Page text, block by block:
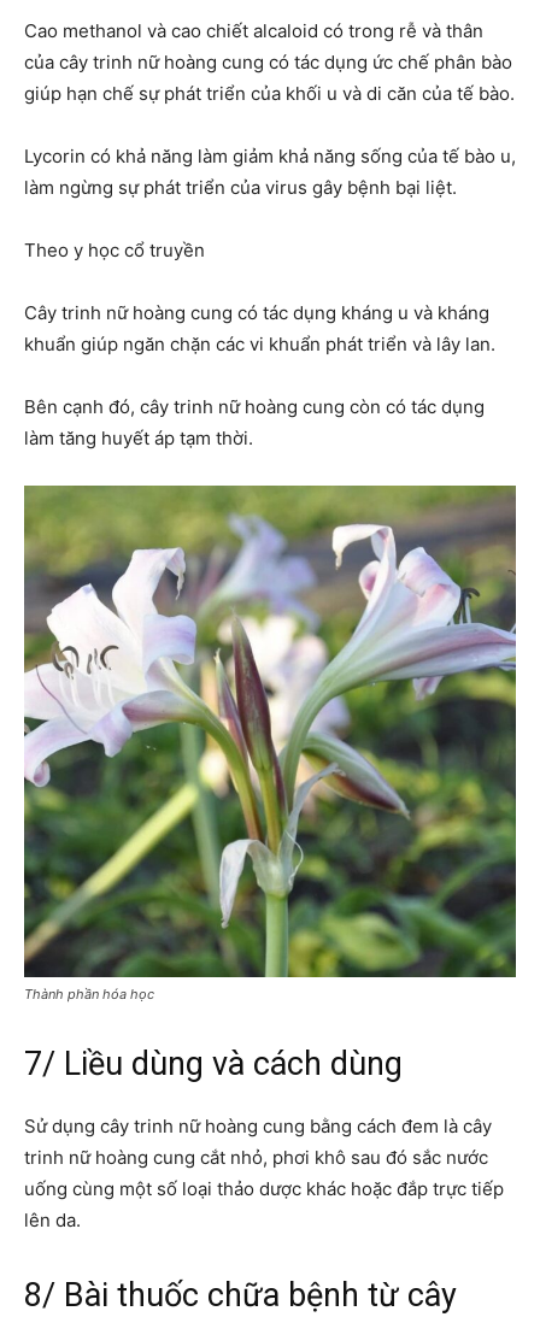
Cao methanol và cao chiết alcaloid có trong rễ và thân
của cây trinh nữ hoàng cung có tác dụng ức chế phân bào
giúp hạn chế sự phát triển của khối u và di căn của tế bào.
Lycorin có khả năng làm giảm khả năng sống của tế bào u,
làm ngừng sự phát triển của virus gây bệnh bại liệt.
Theo y học cổ truyền
Cây trinh nữ hoàng cung có tác dụng kháng u và kháng
khuẩn giúp ngăn chặn các vi khuẩn phát triển và lây lan.
Bên cạnh đó, cây trinh nữ hoàng cung còn có tác dụng
làm tăng huyết áp tạm thời.
Thành phần hóa học
7/ Liều dùng và cách dùng
Sử dụng cây trinh nữ hoàng cung bằng cách đem là cây
trinh nữ hoàng cung cắt nhỏ, phơi khô sau đó sắc nước
uống cùng một số loại thảo dược khác hoặc đắp trực tiếp
lên da.
8/ Bài thuốc chữa bệnh từ cây